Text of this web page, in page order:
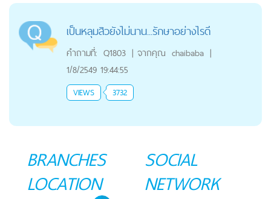
เป็นหลุมสิวยังไม่นาน...รักษาอย่างไรดี
คำถามที่: Q1803 | จากคุณ chaibaba |
1/8/2549 19:44:55
VIEWS 3732
BRANCHES
LOCATION
SOCIAL
NETWORK